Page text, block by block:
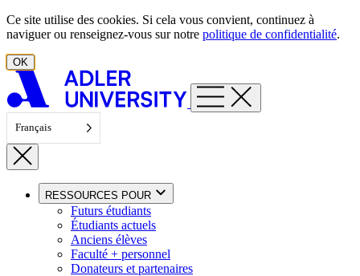
Aller au contenu
Ce site utilise des cookies. Si cela vous convient, continuez à
naviguer ou renseignez-vous sur notre politique de confidentialité.
OK
Français
RESSOURCES POUR
Futurs étudiants
Étudiants actuels
Anciens élèves
Faculté + personnel
Donateurs et partenaires